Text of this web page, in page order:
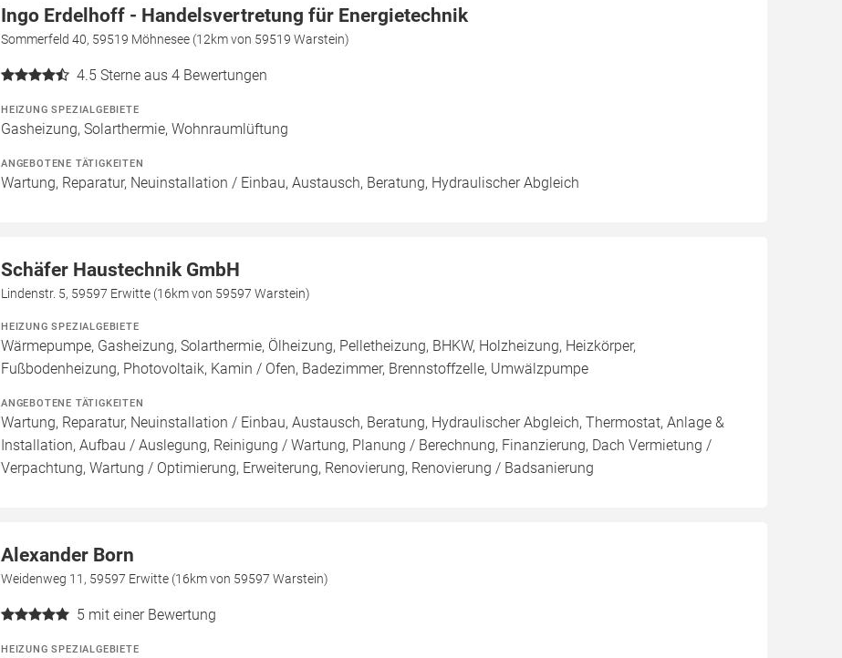
Ingo Erdelhoff - Handelsvertretung für Energietechnik
Sommerfeld 40, 59519 Möhnesee (12km von 59519 Warstein)
4.5 Sterne aus 4 Bewertungen
HEIZUNG SPEZIALGEBIETE
Gasheizung, Solarthermie, Wohnraumlüftung
ANGEBOTENE TÄTIGKEITEN
Wartung, Reparatur, Neuinstallation / Einbau, Austausch, Beratung, Hydraulischer Abgleich
Schäfer Haustechnik GmbH
Lindenstr. 5, 59597 Erwitte (16km von 59597 Warstein)
HEIZUNG SPEZIALGEBIETE
Wärmepumpe, Gasheizung, Solarthermie, Ölheizung, Pelletheizung, BHKW, Holzheizung, Heizkörper,
Fußbodenheizung, Photovoltaik, Kamin / Ofen, Badezimmer, Brennstoffzelle, Umwälzpumpe
ANGEBOTENE TÄTIGKEITEN
Wartung, Reparatur, Neuinstallation / Einbau, Austausch, Beratung, Hydraulischer Abgleich, Thermostat, Anlage &
Installation, Aufbau / Auslegung, Reinigung / Wartung, Planung / Berechnung, Finanzierung, Dach Vermietung /
Verpachtung, Wartung / Optimierung, Erweiterung, Renovierung, Renovierung / Badsanierung
Alexander Born
Weidenweg 11, 59597 Erwitte (16km von 59597 Warstein)
5 mit einer Bewertung
HEIZUNG SPEZIALGEBIETE